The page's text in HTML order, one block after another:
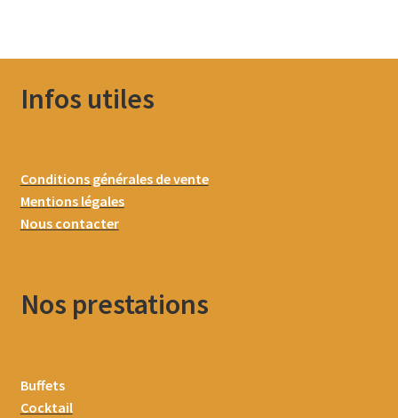
Infos utiles
Conditions générales de vente
Mentions légales
Nous contacter
Nos prestations
Buffets
Cocktail